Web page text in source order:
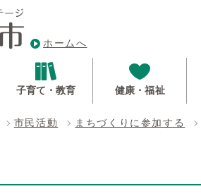
ホームへ
子育て・教育 健康・福祉
市民活動 まちづくりに参加する